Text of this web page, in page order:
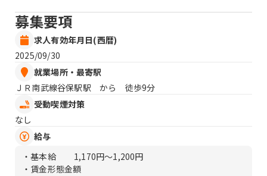
募集要項
求人有効年月日(西暦)
2025/09/30
就業場所・最寄駅
ＪＲ南武線谷保駅駅 から 徒歩9分
受動喫煙対策
なし
給与
・基本給
1,170円〜1,200円
・賃金形態金額